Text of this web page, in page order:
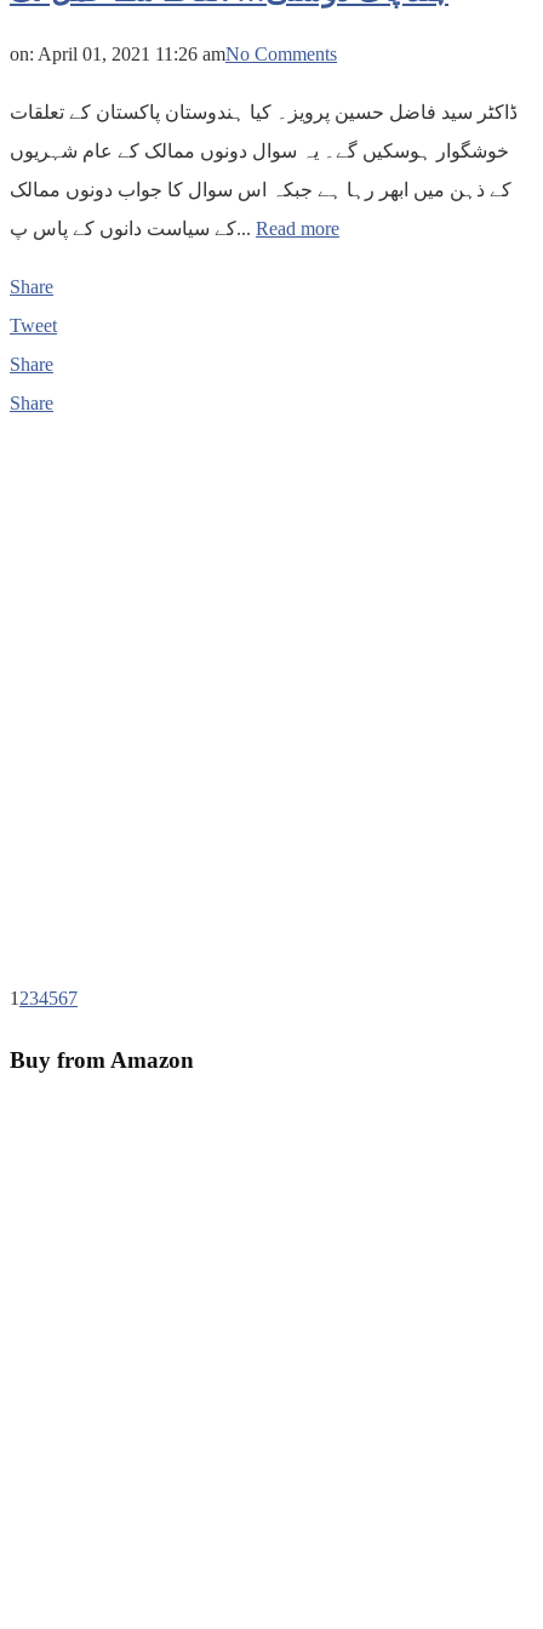
on: April 01, 2021 11:26 amNo Comments
ڈاکٹر سید فاضل حسین پرویز۔ کیا ہندوستان پاکستان کے تعلقات
خوشگوار ہوسکیں گے۔ یہ سوال دونوں ممالک کے عام شہریوں
کے ذہن میں ابھر رہا ہے جبکہ اس سوال کا جواب دونوں ممالک
کے سیاست دانوں کے پاس پ... Read more
Share
Tweet
Share
Share
1 234567
Buy from Amazon